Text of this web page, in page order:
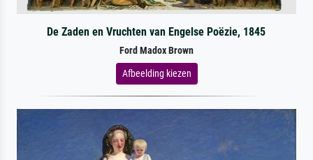
De Zaden en Vruchten van Engelse Poëzie, 1845
Ford Madox Brown
Afbeelding kiezen